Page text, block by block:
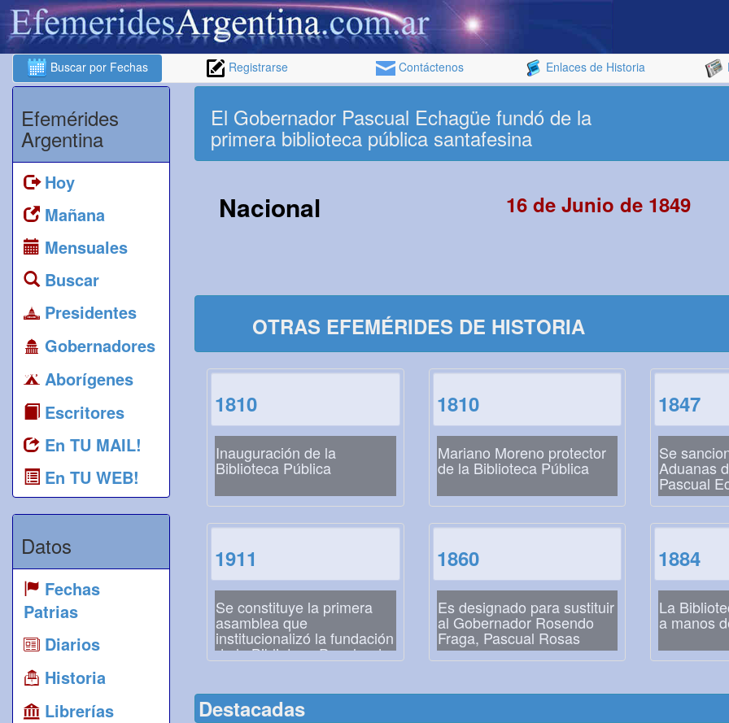
Buscar por Fechas Registrarse Contáctenos Enlaces de Historia
Efemérides
Argentina
Hoy
Mañana
Mensuales
Buscar
Presidentes
Gobernadores
Aborígenes
Escritores
En TU MAIL!
En TU WEB!
Datos
Fechas
Patrias
Diarios
Historia
Librerías
El Gobernador Pascual Echagüe fundó de la
primera biblioteca pública santafesina
Nacional 16 de Junio de 1849
OTRAS EFEMÉRIDES DE HISTORIA
1810
Inauguración de la
Biblioteca Pública
1810
Mariano Moreno protector
de la Biblioteca Pública
1847
Se
Aduanas
Pascual
1911
Se constituye la primera
asamblea que
institucionalizó la fundación
de la Biblioteca Popular de
Posadas
1860
Es designado para sustituir
al Gobernador Rosendo
Fraga, Pascual Rosas
1884
La
a manos
Destacadas